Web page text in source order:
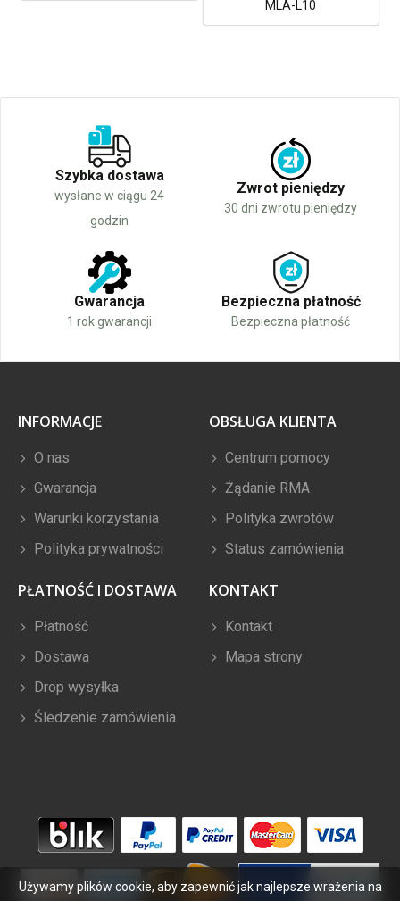
MLA-L10
Szybka dostawa
wysłane w ciągu 24
godzin
Zwrot pieniędzy
30 dni zwrotu pieniędzy
Gwarancja
1 rok gwarancji
Bezpieczna płatność
Bezpieczna płatność
INFORMACJE
O nas
Gwarancja
Warunki korzystania
Polityka prywatności
OBSŁUGA KLIENTA
Centrum pomocy
Żądanie RMA
Polityka zwrotów
Status zamówienia
PŁATNOŚĆ I DOSTAWA
Płatność
Dostawa
Drop wysyłka
Śledzenie zamówienia
KONTAKT
Kontakt
Mapa strony
Używamy plików cookie, aby zapewnić jak najlepsze wrażenia na